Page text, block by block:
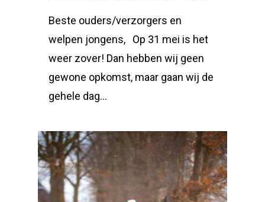
Beste ouders/verzorgers en
welpen jongens, Op 31 mei is het
weer zover! Dan hebben wij geen
gewone opkomst, maar gaan wij de
gehele dag…